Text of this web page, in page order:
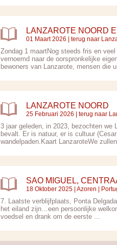
LANZAROTE NOORD
01 Maart 2026 | terug naar
Zondag 1 maartNog steeds fris en
vernoemd naar de oorspronkelijke
bewoners van Lanzarote, mensen die
LANZAROTE NOORD
25 Februari 2026 | terug naar
3 jaar geleden, in 2023, bezochten we
bevalt. Er is natuur, er is cultuur
wandelpaden.Kaart LanzaroteWe
SAO MIGUEL,
18 Oktober 2025 | Azoren |
7. Laatste verblijfplaats, Ponta
het eiland zijn…een persoonlijke
voedsel en drank om de eerste ...